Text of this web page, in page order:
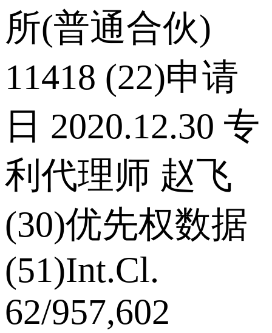
所(普通合伙)
11418 (22)申请
日 2020.12.30 专
利代理师 赵飞
(30)优先权数据
(51)Int.Cl.
62/957,602